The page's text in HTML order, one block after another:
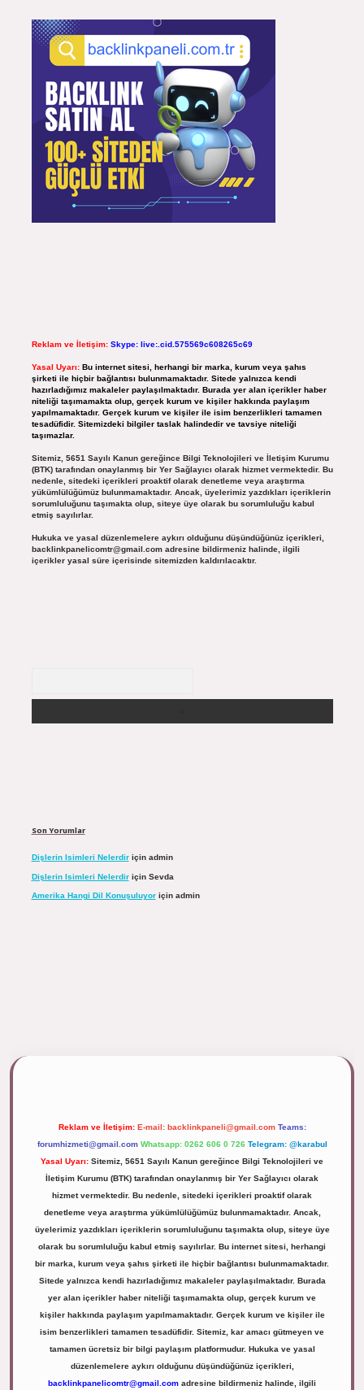
Reklam ve İletişim: Skype: live:.cid.575569c608265c69
Yasal Uyarı: Bu internet sitesi, herhangi bir marka, kurum veya şahıs
şirketi ile hiçbir bağlantısı bulunmamaktadır. Sitede yalnızca kendi
hazırladığımız makaleler paylaşılmaktadır. Burada yer alan içerikler haber
niteliği taşımamakta olup, gerçek kurum ve kişiler hakkında paylaşım
yapılmamaktadır. Gerçek kurum ve kişiler ile isim benzerlikleri tamamen
tesadüfidir. Sitemizdeki bilgiler taslak halindedir ve tavsiye niteliği
taşımazlar.
Sitemiz, 5651 Sayılı Kanun gereğince Bilgi Teknolojileri ve İletişim Kurumu
(BTK) tarafından onaylanmış bir Yer Sağlayıcı olarak hizmet vermektedir. Bu
nedenle, sitedeki içerikleri proaktif olarak denetleme veya araştırma
yükümlülüğümüz bulunmamaktadır. Ancak, üyelerimiz yazdıkları içeriklerin
sorumluluğunu taşımakta olup, siteye üye olarak bu sorumluluğu kabul
etmiş sayılırlar.
Hukuka ve yasal düzenlemelere aykırı olduğunu düşündüğünüz içerikleri,
backlinkpanelicomtr@gmail.comadresine bildirmeniz halinde, ilgili
içerikler yasal süre içerisinde sitemizden kaldırılacaktır.
Son Yorumlar
Dişlerin Isimleri Nelerdiriçin admin
Dişlerin Isimleri Nelerdiriçin Sevda
Amerika Hangi Dil Konuşuluyoriçin admin
Reklam ve İletişim: E-mail: backlinkpaneli@gmail.com Teams:
forumhizmeti@gmail.com Whatsapp: 0262 606 0 726 Telegram: @karabul
Yasal Uyarı: Sitemiz, 5651 Sayılı Kanun gereğince Bilgi Teknolojileri ve
İletişim Kurumu (BTK) tarafından onaylanmış bir Yer Sağlayıcı olarak
hizmet vermektedir. Bu nedenle, sitedeki içerikleri proaktif olarak
denetleme veya araştırma yükümlülüğümüz bulunmamaktadır. Ancak,
üyelerimiz yazdıkları içeriklerin sorumluluğunu taşımakta olup, siteye üye
olarak bu sorumluluğu kabul etmiş sayılırlar. Bu internet sitesi, herhangi
bir marka, kurum veya şahıs şirketi ile hiçbir bağlantısı bulunmamaktadır.
Sitede yalnızca kendi hazırladığımız makaleler paylaşılmaktadır. Burada
yer alan içerikler haber niteliği taşımamakta olup, gerçek kurum ve
kişiler hakkında paylaşım yapılmamaktadır. Gerçek kurum ve kişiler ile
isim benzerlikleri tamamen tesadüfidir. Sitemiz, kar amacı gütmeyen ve
tamamen ücretsiz bir bilgi paylaşım platformudur. Hukuka ve yasal
düzenlemelere aykırı olduğunu düşündüğünüz içerikleri,
backlinkpanelicomtr@gmail.com adresine bildirmeniz halinde, ilgili